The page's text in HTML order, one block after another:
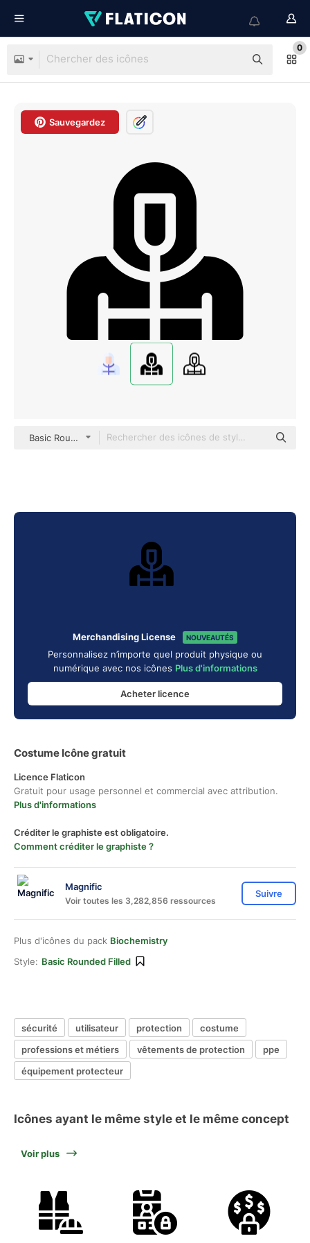
0
Sauvegardez
Basic Rounded Filled
Merchandising License NOUVEAUTÉS
Personnalisez n’importe quel produit physique ou
numérique avec nos icônes Plus d'informations
Acheter licence
Costume Icône gratuit
Licence Flaticon
Gratuit pour usage personnel et commercial avec attribution.
Plus d'informations
Créditer le graphiste est obligatoire.
Comment créditer le graphiste ?
Magnific
Voir toutes les 3,282,856 ressources
Suivre
Plus d'icônes du pack Biochemistry
Style: Basic Rounded Filled
sécurité utilisateur protection
costume
professions et métiers
vêtements de protection
ppe
équipement protecteur
Icônes ayant le même style et le même concept
Voir plus